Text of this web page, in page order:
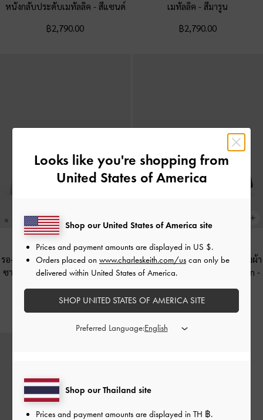
หนังกลับประดับเมทัลลิค - สีแซนด์
฿2,790.00
เมทัลลิค-สีมารูน
฿2,790.00
รองเท้าส้นเตารีดเสริมแพลตฟอร์มผ้า
ซาตินดีเทลสายคาดเท้ารุ่น Lindon-
฿2,790.00
รองเท้าส้นเตารีดเสริมแพลตฟอร์มผ้า
ซาตินดีเทลสายคาดเท้ารุ่น Lindon -
฿2,790.00
Looks like you're shopping from
United States of America
Shop our Thailand site
Prices and payment amounts are displayed in TH ฿.
Shop our United States of America site
Prices and payment amounts are displayed in US $.
Orders placed on www.charleskeith.com/us can only be
delivered within United States of America.
SHOP UNITED STATES OF AMERICA SITE
Preferred Language: